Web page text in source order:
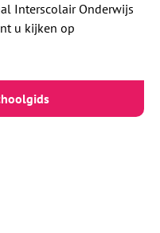
Interscolair Onderwijs
u kijken op